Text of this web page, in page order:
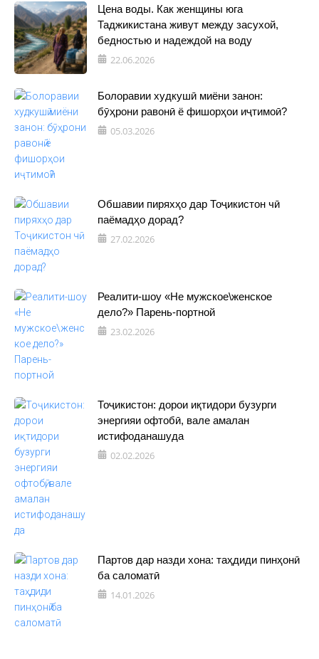
Цена воды. Как женщины юга
Таджикистана живут между засухой,
бедностью и надеждой на воду
22.06.2026
Болоравии худкушӣ миёни занон:
бӯҳрони равонӣ ё фишорҳои иҷтимоӣ?
05.03.2026
Обшавии пиряхҳо дар Тоҷикистон чӣ
паёмадҳо дорад?
27.02.2026
Реалити-шоу «Не мужское\женское
дело?» Парень-портной
23.02.2026
Тоҷикистон: дорои иқтидори бузурги
энергияи офтобӣ, вале амалан
истифоданашуда
02.02.2026
Партов дар назди хона: таҳдиди пинҳонӣ
ба саломатӣ
14.01.2026